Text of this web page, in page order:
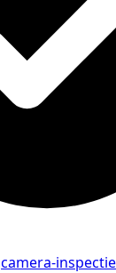
camera-inspectie